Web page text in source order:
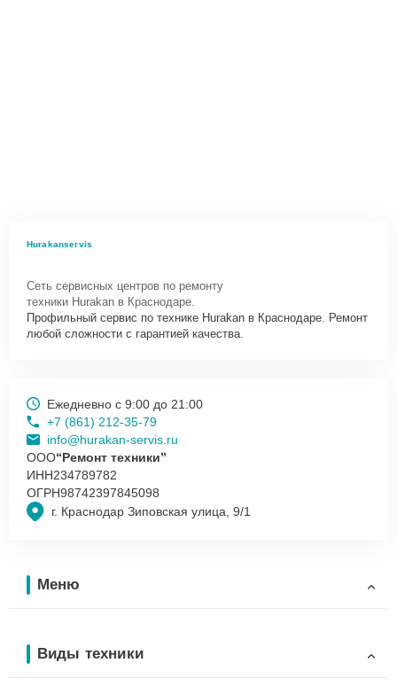
Hurakanservis
Сеть сервисных центров по ремонту
техники Hurakan в Краснодаре.
Профильный сервис по технике Hurakan в Краснодаре. Ремонт
любой сложности с гарантией качества.
г. Краснодар Зиповская улица, 9/1
Ежедневно с 9:00 до 21:00
+7 (861) 212-35-79
info@hurakan-servis.ru
ООО“Ремонт техники”
ИНН234789782
ОГРН98742397845098
Меню
Виды техники